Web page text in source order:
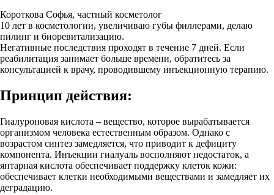
Короткова Софья, частный косметолог
10 лет в косметологии, увеличиваю губы филлерами, делаю
пилинг и биоревитализацию.
Негативные последствия проходят в течение 7 дней. Если
реабилитация занимает больше времени, обратитесь за
консультацией к врачу, проводившему инъекционную терапию.
Принцип действия:
Гиалуроновая кислота – вещество, которое вырабатывается
организмом человека естественным образом. Однако с
возрастом синтез замедляется, что приводит к дефициту
компонента. Инъекции гиалуаль восполняют недостаток, а
янтарная кислота обеспечивает поддержку клеток кожи:
обеспечивает клетки необходимыми веществами и замедляет их
деградацию.